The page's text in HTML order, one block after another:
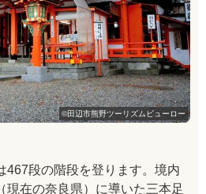
©田辺市熊野ツーリズムビューロー
467段の階段を登ります。境内
現在の奈良県）に導いた三本足